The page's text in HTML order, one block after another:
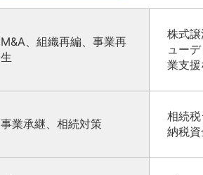
M&A、組織再編、事業再
生
株式
ュー
業支援
事業承継、相続対策
相続
納税資